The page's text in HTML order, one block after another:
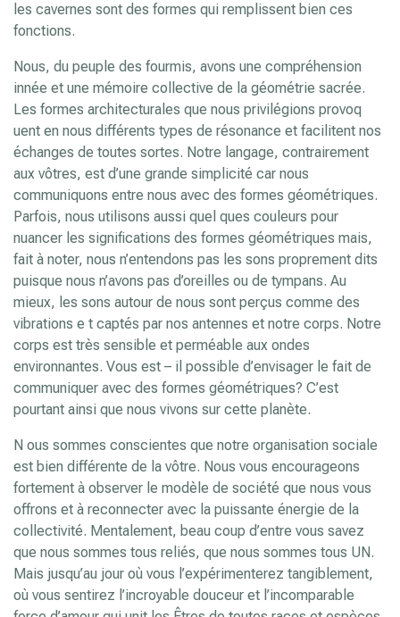
les cavernes sont des formes qui remplissent bien ces
fonctions.
Nous, du peuple des fourmis, avons une compréhension
innée et une mémoire collective de la géométrie sacrée.
Les formes architecturales que nous privilégions provoq
uent en nous différents types de résonance et facilitent nos
échanges de toutes sortes. Notre langage, contrairement
aux vôtres, est d’une grande simplicité car nous
communiquons entre nous avec des formes géométriques.
Parfois, nous utilisons aussi quel ques couleurs pour
nuancer les significations des formes géométriques mais,
fait à noter, nous n’entendons pas les sons proprement dits
puisque nous n’avons pas d’oreilles ou de tympans. Au
mieux, les sons autour de nous sont perçus comme des
vibrations e t captés par nos antennes et notre corps. Notre
corps est très sensible et perméable aux ondes
environnantes. Vous est – il possible d’envisager le fait de
communiquer avec des formes géométriques? C’est
pourtant ainsi que nous vivons sur cette planète.
N ous sommes conscientes que notre organisation sociale
est bien différente de la vôtre. Nous vous encourageons
fortement à observer le modèle de société que nous vous
offrons et à reconnecter avec la puissante énergie de la
collectivité. Mentalement, beau coup d’entre vous savez
que nous sommes tous reliés, que nous sommes tous UN.
Mais jusqu’au jour où vous l’expérimenterez tangiblement,
où vous sentirez l’incroyable douceur et l’incomparable